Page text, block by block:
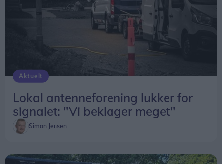
Aktuelt
Lokal antenneforening lukker for
signalet: "Vi beklager meget"
Simon Jensen